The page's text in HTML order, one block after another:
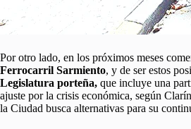
Por otro lado, en los próximos meses
Ferrocarril Sarmiento, y de ser estos
Legislatura porteña, que incluye una
ajuste por la crisis económica, según Clarín
la Ciudad busca alternativas para su